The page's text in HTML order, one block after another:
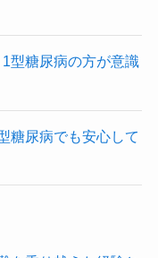
型糖尿病の方が意識
糖尿病でも安心して